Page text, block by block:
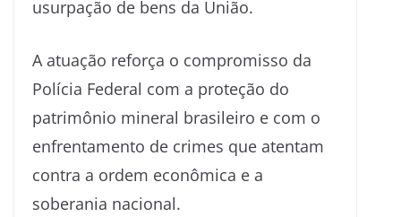
usurpação de bens da União.
A atuação reforça o compromisso da
Polícia Federal com a proteção do
patrimônio mineral brasileiro e com o
enfrentamento de crimes que atentam
contra a ordem econômica e a
soberania nacional.